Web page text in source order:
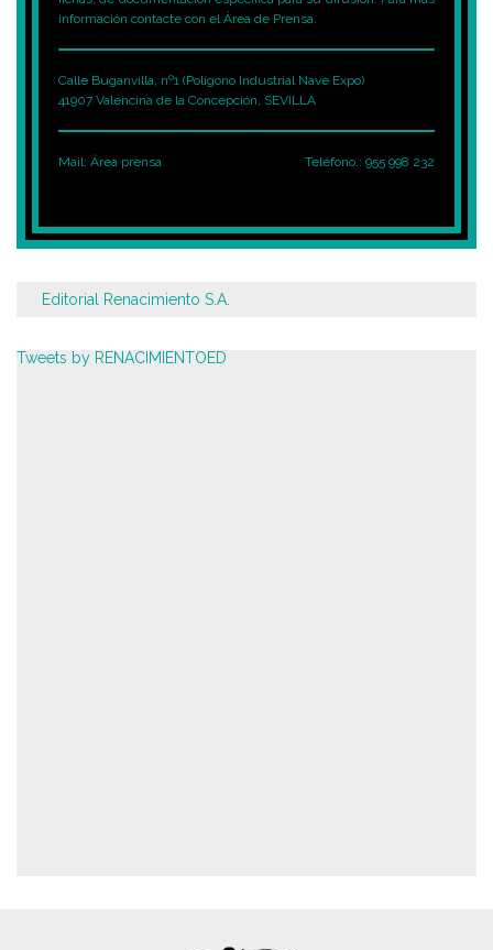
información contacte con el Área de Prensa.
Calle Buganvilla, nº1 (Polígono Industrial Nave Expo)
41907 Valencina de la Concepción, SEVILLA
Mail: Área prensa Teléfono.: 955 998 232
Editorial Renacimiento S.A.
Tweets by RENACIMIENTOED